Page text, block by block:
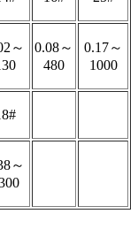
～
0.08～
480
0.17～
1000
～